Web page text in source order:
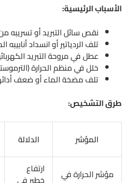
الأسباب الرئيسية:
نقص سائل التبريد أو تسريبه
تلف الردياتير أو انسداد أنابيبه
عطل في مروحة التبريد
خلل في منظم الحرارة
تلف مضخة الماء أو ضعف
طرق التشخيص:
المؤشر الدلالة
مؤشر الحرارة في
ارتفاع